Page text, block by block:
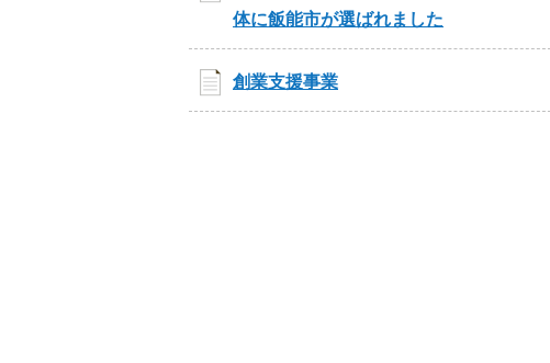
体に飯能市が選ばれました
創業支援事業